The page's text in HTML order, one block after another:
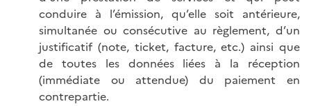
conduire à l’émission, qu’elle soit antérieure,
simultanée ou consécutive au règlement, d’un
justificatif (note, ticket, facture, etc.) ainsi que
de toutes les données liées à la réception
(immédiate ou attendue) du paiement en
contrepartie.